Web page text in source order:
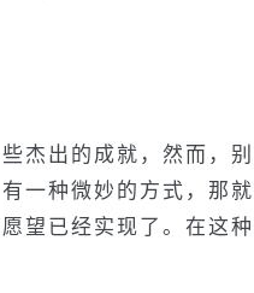
杰出的成就，然而，
一种微妙的方式，那
望已经实现了。在这